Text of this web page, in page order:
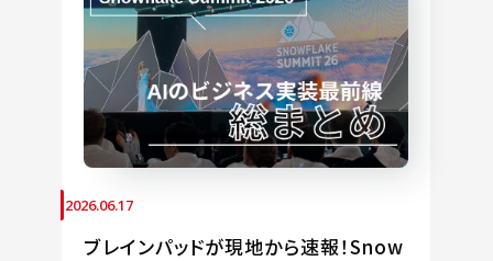
2026.06.17
ブレインパッドが現地から速報！Snow